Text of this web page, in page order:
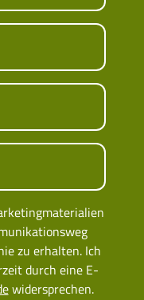
zu erhalten. Ich
durch eine E-
widersprechen.